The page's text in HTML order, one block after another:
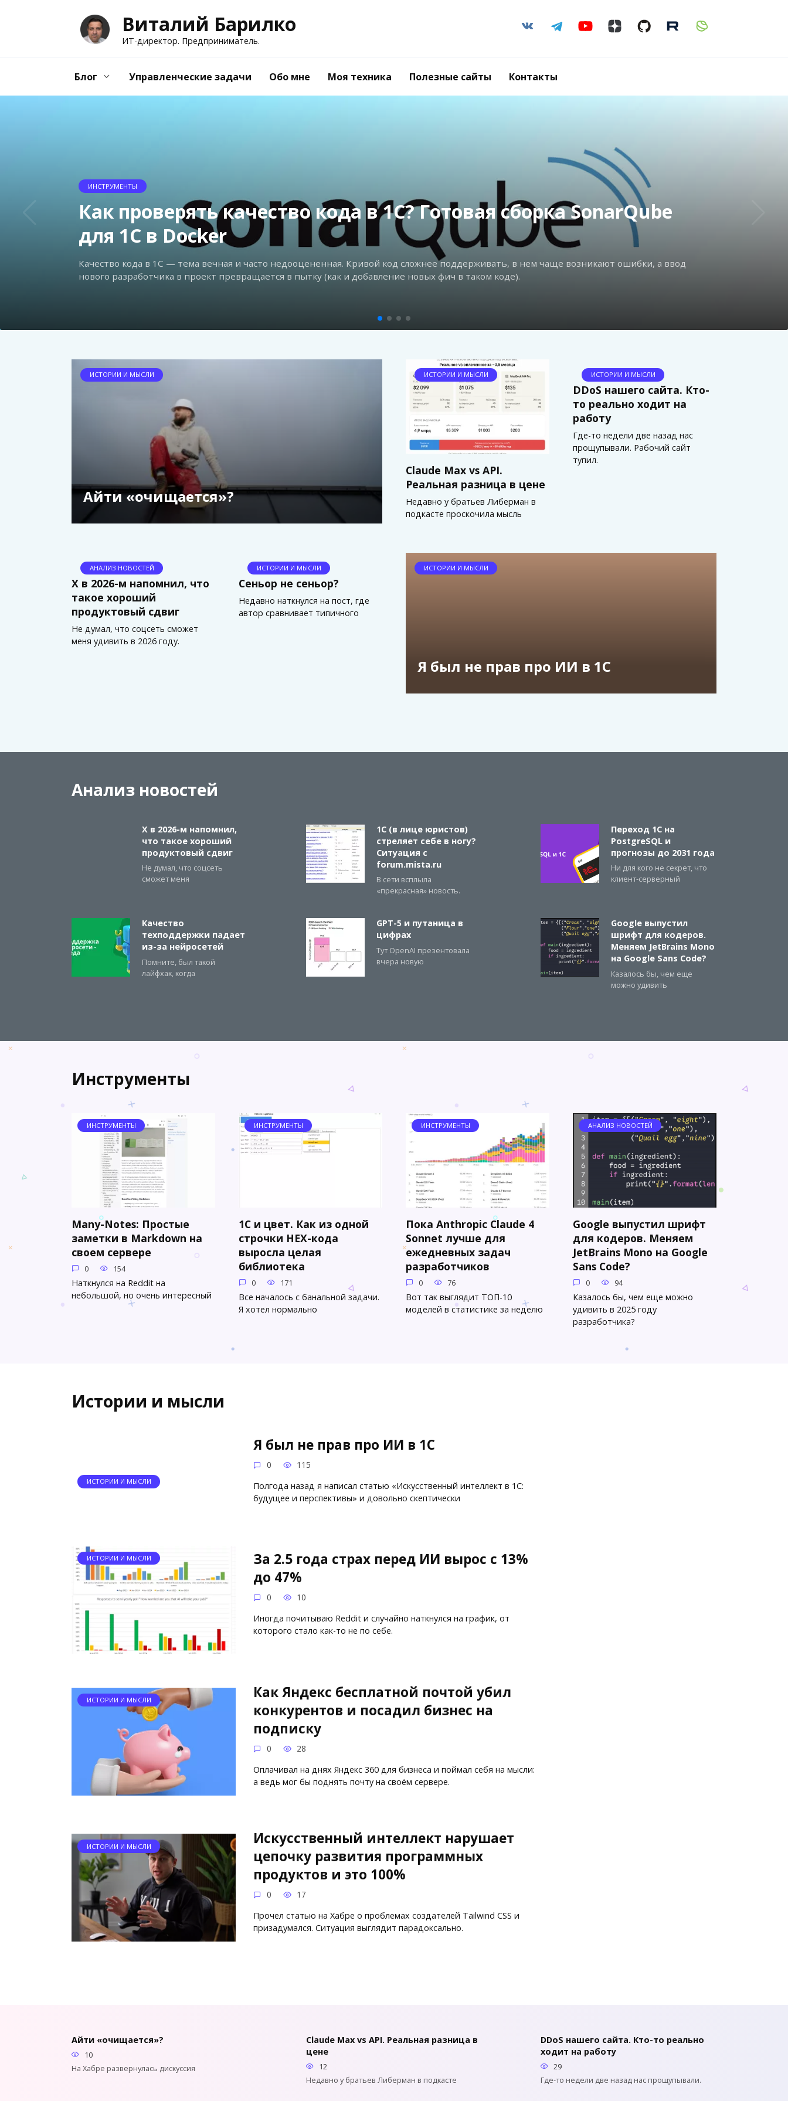
Виталий Барилко
ИТ-директор. Предприниматель.
Блог Управленческие задачи Обо мне Моя техника Полезные сайты Контакты
АНАЛИЗ НОВОСТЕЙ
1С (в лице юристов) стреляет себе в ногу? Ситуация с
forum.mista.ru
В сети всплыла «прекрасная» новость. Популярный ресурс для 1С-ников форум миста получил письмо счастья. Форум Миста хотят закрыть!
Суть: АО «КМ» (представитель 1С по защите прав) требует удалить страницы
ИСТОРИИ И МЫСЛИ
Айти «очищается»?
ИСТОРИИ И МЫСЛИ
Claude Max vs API.
Реальная разница в цене
Недавно у братьев Либерман в
подкасте проскочила мысль
ИСТОРИИ И МЫСЛИ
DDoS нашего сайта. Кто-
то реально ходит на
работу
Где-то недели две назад нас
прощупывали. Рабочий сайт
тупил.
АНАЛИЗ НОВОСТЕЙ
X в 2026-м напомнил, что
такое хороший
продуктовый сдвиг
Не думал, что соцсеть сможет
меня удивить в 2026 году.
ИСТОРИИ И МЫСЛИ
Сеньор не сеньор?
Недавно наткнулся на пост, где
автор сравнивает типичного
ИСТОРИИ И МЫСЛИ
Я был не прав про ИИ в 1С
Анализ новостей
X в 2026-м напомнил,
что такое хороший
продуктовый сдвиг
Не думал, что соцсеть
сможет меня
1С (в лице юристов)
стреляет себе в ногу?
Ситуация с
forum.mista.ru
В сети всплыла
«прекрасная» новость.
Переход 1С на
PostgreSQL и
прогнозы до 2031 года
Ни для кого не секрет, что
клиент-серверный
Качество
техподдержки падает
из-за нейросетей
Помните, был такой
лайфхак, когда
GPT-5 и путаница в
цифрах
Тут OpenAI презентовала
вчера новую
Google выпустил
шрифт для кодеров.
Меняем JetBrains Mono
на Google Sans Code?
Казалось бы, чем еще
можно удивить
Инструменты
ИНСТРУМЕНТЫ
Many-Notes: Простые
заметки в Markdown на
своем сервере
0 154
Наткнулся на Reddit на
небольшой, но очень интересный
ИНСТРУМЕНТЫ
1С и цвет. Как из одной
строчки HEX-кода
выросла целая
библиотека
0 171
Все началось с банальной задачи.
Я хотел нормально
ИНСТРУМЕНТЫ
Пока Anthropic Claude 4
Sonnet лучше для
ежедневных задач
разработчиков
0 76
Вот так выглядит ТОП-10
моделей в статистике за неделю
АНАЛИЗ НОВОСТЕЙ
Google выпустил шрифт
для кодеров. Меняем
JetBrains Mono на Google
Sans Code?
0 94
Казалось бы, чем еще можно
удивить в 2025 году
разработчика?
Истории и мысли
ИСТОРИИ И МЫСЛИ
Я был не прав про ИИ в 1С
0
115
Полгода назад я написал статью «Искусственный интеллект в 1С:
будущее и перспективы» и довольно скептически
ИСТОРИИ И МЫСЛИ
За 2.5 года страх перед ИИ вырос с 13%
до 47%
0
10
Иногда почитываю Reddit и случайно наткнулся на график, от
которого стало как-то не по себе.
ИСТОРИИ И МЫСЛИ
Как Яндекс бесплатной почтой убил
конкурентов и посадил бизнес на
подписку
0
28
Оплачивал на днях Яндекс 360 для бизнеса и поймал себя на мысли:
а ведь мог бы поднять почту на своём сервере.
ИСТОРИИ И МЫСЛИ
Искусственный интеллект нарушает
цепочку развития программных
продуктов и это 100%
0
17
Прочел статью на Хабре о проблемах создателей Tailwind CSS и
призадумался. Ситуация выглядит парадоксально.
Айти «очищается»?
10
На Хабре развернулась дискуссия
Claude Max vs API. Реальная разница в
цене
12
Недавно у братьев Либерман в подкасте
DDoS нашего сайта. Кто-то реально
ходит на работу
29
Где-то недели две назад нас прощупывали.